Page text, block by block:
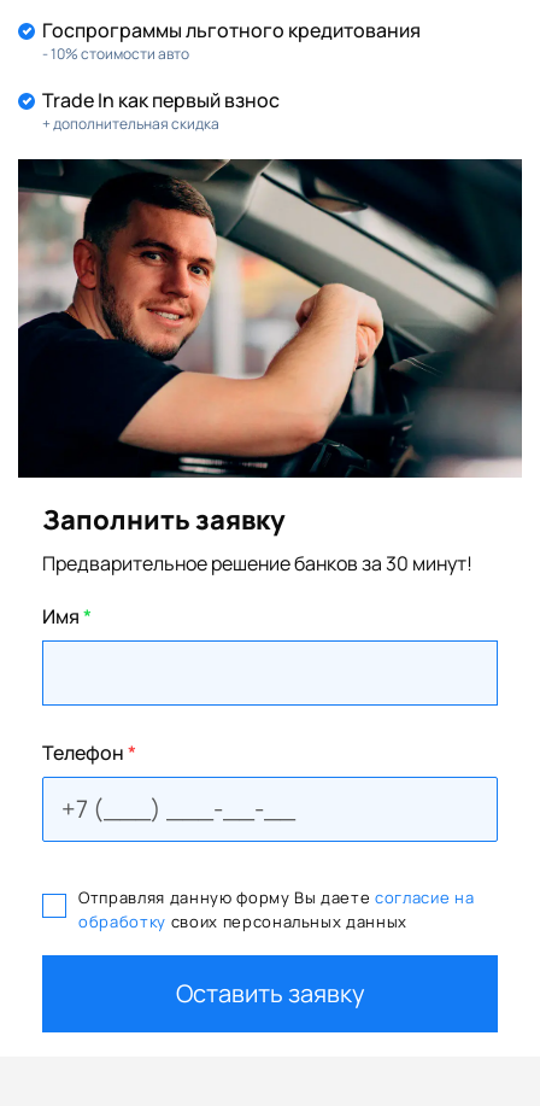
Госпрограммы льготного кредитования
- 10% стоимости авто
Trade In как первый взнос
+ дополнительная скидка
Заполнить заявку
Предварительное решение банков за 30 минут!
Имя*
Телефон*
Отправляя данную форму Вы даете согласие на
обработку своих персональных данных
Оставить заявку